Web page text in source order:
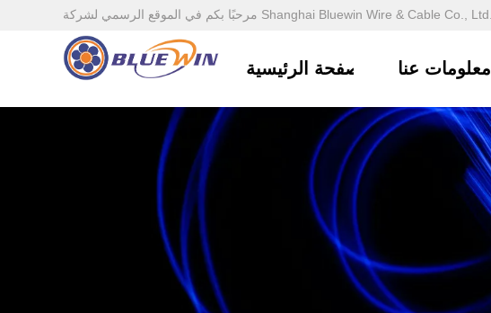
مرحبًا بكم في الموقع الرسمي لشركة Shanghai Bluewin Wire & Cable Co., Ltd.
الصفحة الرئيسية معلومات عنا